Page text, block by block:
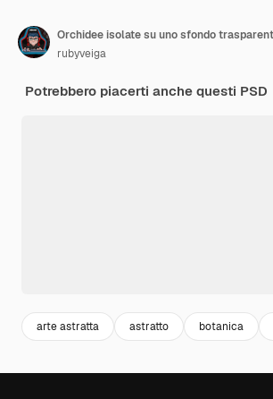
Orchidee isolate su uno sfondo
rubyveiga
Potrebbero piacerti anche questi PSD
arte astratta astratto botanica